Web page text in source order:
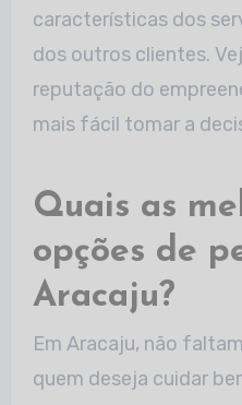
características dos
dos outros clientes.
reputação do
mais fácil tomar a
Quais as
opções de
Aracaju?
Em Aracaju, não
quem deseja cuidar